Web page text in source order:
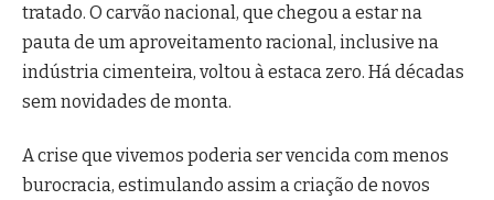
tratado. O carvão nacional, que chegou a estar na
pauta de um aproveitamento racional, inclusive na
indústria cimenteira, voltou à estaca zero. Há décadas
sem novidades de monta.
A crise que vivemos poderia ser vencida com menos
burocracia, estimulando assim a criação de novos